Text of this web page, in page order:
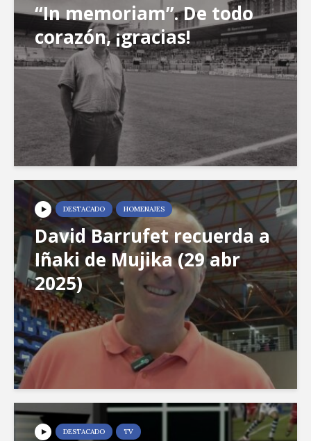
“In memoriam”. De todo
corazón, ¡gracias!
DESTACADO HOMENAJES
David Barrufet recuerda a
Iñaki de Mujika (29 abr
2025)
DESTACADO TV